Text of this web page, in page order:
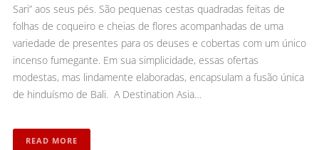
Sari” aos seus pés. São pequenas cestas quadradas feitas de
folhas de coqueiro e cheias de flores acompanhadas de uma
variedade de presentes para os deuses e cobertas com um único
incenso fumegante. Em sua simplicidade, essas ofertas
modestas, mas lindamente elaboradas, encapsulam a fusão única
de hinduísmo de Bali. A Destination Asia…
READ MORE